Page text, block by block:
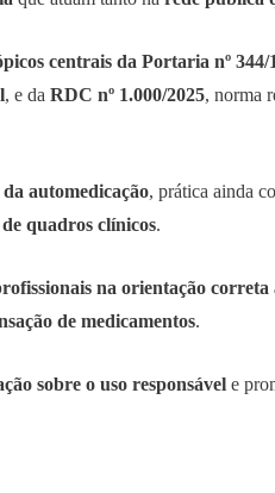
centrais da Portaria nº 344/
, e da RDC nº 1.000/2025, norma
automedicação, prática ainda
quadros clínicos.
na orientação correta
de medicamentos.
sobre o uso responsável e